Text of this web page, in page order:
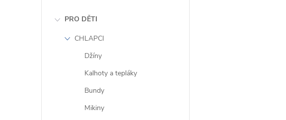
PRO DĚTI
CHLAPCI
Džíny
Kalhoty a tepláky
Bundy
Mikiny